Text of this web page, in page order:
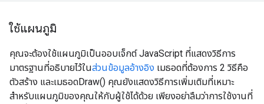
ใช้แผนภูมิ
คุณจะต้องใช้แผนภูมิเป็นออบเจ็กต์ JavaScript ที่แสดงวิธีการ
มาตรฐานที่อธิบายไว้ในส่วนข้อมูลอ้างอิง เมธอดที่ต้องการ 2 วิธีคือ
ตัวสร้าง และเมธอดDraw() คุณยังแสดงวิธีการเพิ่มเติมที่เหมาะ
สำหรับแผนภูมิของคุณให้กับผู้ใช้ได้ด้วย เพียงอย่าลืมว่าการใช้งานที่